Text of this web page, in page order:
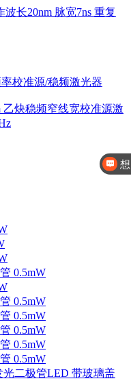
长20nm 脉宽7ns 重复
校准源/稳频激光器
乙炔稳频窄线宽校准源激
0.5mW
0.5mW
0.5mW
0.5mW
0.5mW
0.5mW
光二极管LED 带玻璃盖
你好，